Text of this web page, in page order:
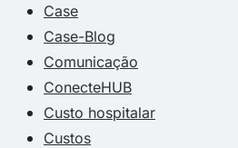
Case
Case-Blog
Comunicação
ConecteHUB
Custo hospitalar
Custos